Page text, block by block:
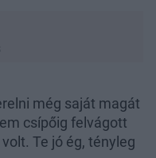
még saját magát
csípőig felvágott
Te jó ég, tényleg